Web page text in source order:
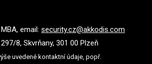
email: security.cz@akkodis.com
8, Skvrňany, 301 00 Plzeň
uvedené kontaktní údaje, popř.